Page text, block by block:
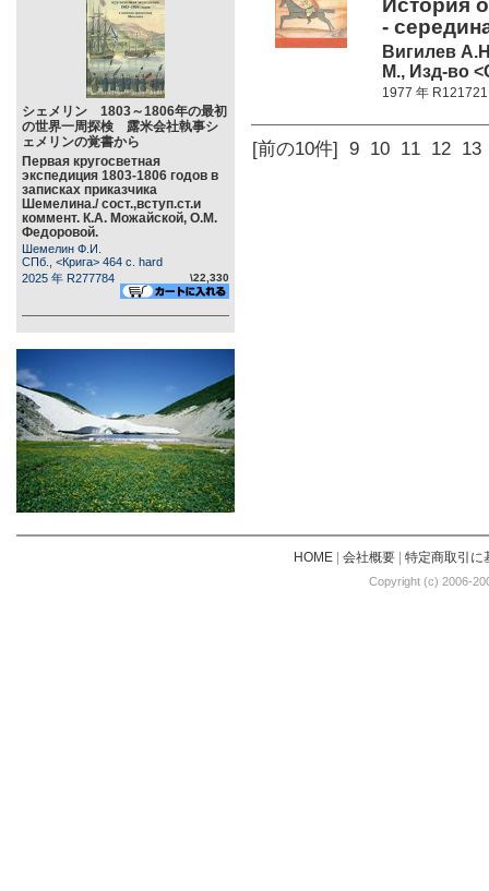
シェメリン 1803～1806年の最初
の世界一周探検 露米会社執事シ
ェメリンの覚書から
Первая кругосветная
экспедиция 1803-1806 годов в
записках приказчика
Шемелина./ сост.,вступ.ст.и
коммент. К.А. Можайской, О.М.
Федоровой.
Шемелин Ф.И.
СПб., <Крига> 464 c. hard
2025 年 R277784
\22,330
История
-
Вигилев
М., Изд-во
1977 年 R121721
[前の10件] 9 10 11 12 13
HOME| 会社概要| 特定商取引に
Copyright (c) 2006-